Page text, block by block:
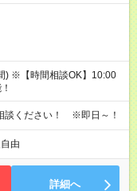
) ※【時間相談OK】10:00
談ください！ ※即日～！
由
詳細へ